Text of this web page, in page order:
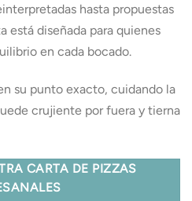
hasta propuestas
está diseñada para quienes
en cada bocado.
su punto exacto, cuidando la
crujiente por fuera y tierna
CARTA DE PIZZAS